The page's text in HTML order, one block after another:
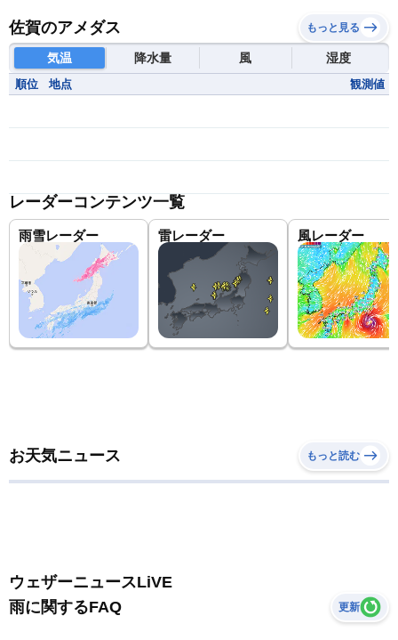
佐賀のアメダス もっと見る
気温 降水量 風 湿度
順位 地点 観測値
レーダーコンテンツ一覧
雨雪レーダー 雷レーダー 風レーダー
お天気ニュース もっと読む
ウェザーニュースLiVE
雨に関するFAQ
更新